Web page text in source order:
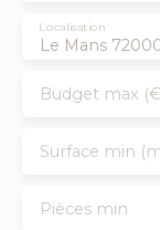
Le Mans
Localisation
Budget max
Surface min
Pièces min